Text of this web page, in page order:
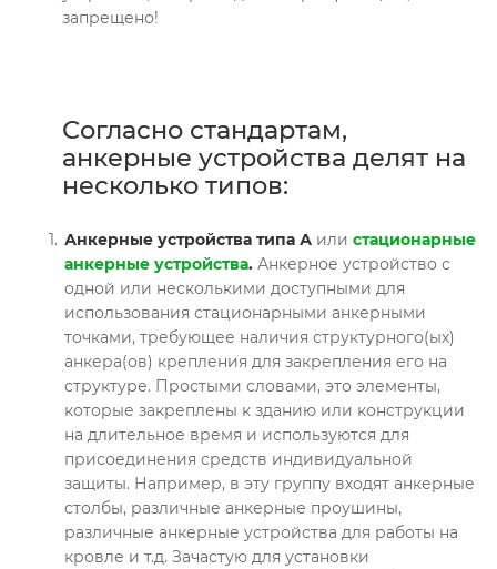
запрещено!
Согласно стандартам,
анкерные устройства делят на
несколько типов:
Анкерные устройства типа А или стационарные
анкерные устройства. Анкерное устройство с
одной или несколькими доступными для
использования стационарными анкерными
точками, требующее наличия структурного(ых)
анкера(ов) крепления для закрепления его на
структуре. Простыми словами, это элементы,
которые закреплены к зданию или конструкции
на длительное время и используются для
присоединения средств индивидуальной
защиты. Например, в эту группу входят анкерные
столбы, различные анкерные проушины,
различные анкерные устройства для работы на
кровле и т.д. Зачастую для установки